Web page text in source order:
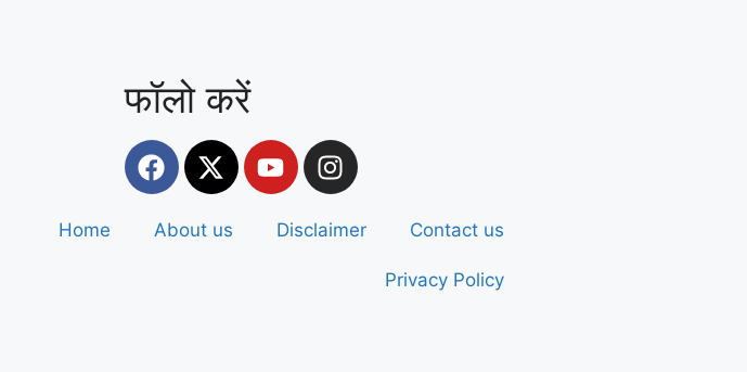
फॉलो करें
Home About us Disclaimer Contact us
Privacy Policy